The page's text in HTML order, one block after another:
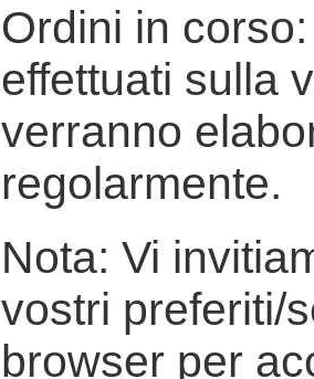
Ordini in
effettuati sulla
verranno
regolarmente.
Nota: Vi
vostri preferiti/
browser per